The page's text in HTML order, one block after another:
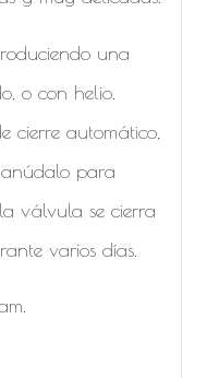
una
o con helio.
cierre automático,
para
válvula se cierra
varios días.